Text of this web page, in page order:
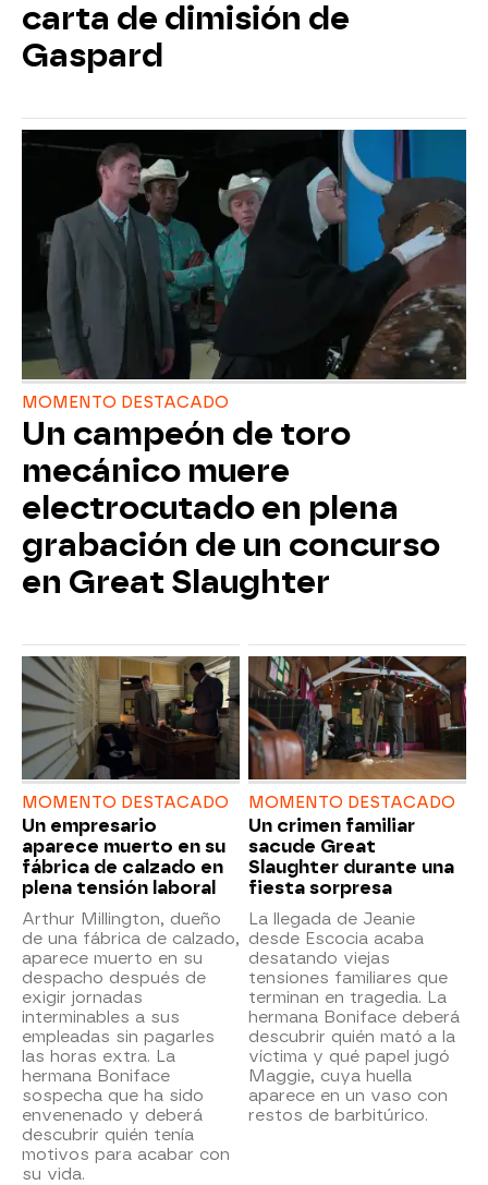
carta de dimisión de
Gaspard
MOMENTO DESTACADO
Un campeón de toro
mecánico muere
electrocutado en plena
grabación de un concurso
en Great Slaughter
MOMENTO DESTACADO
Un empresario
aparece muerto en su
fábrica de calzado en
plena tensión laboral
Arthur Millington, dueño
de una fábrica de calzado,
aparece muerto en su
despacho después de
exigir jornadas
interminables a sus
empleadas sin pagarles
las horas extra. La
hermana Boniface
sospecha que ha sido
envenenado y deberá
descubrir quién tenía
motivos para acabar con
su vida.
MOMENTO DESTACADO
Un crimen familiar
sacude Great
Slaughter durante una
fiesta sorpresa
La llegada de Jeanie
desde Escocia acaba
desatando viejas
tensiones familiares que
terminan en tragedia. La
hermana Boniface deberá
descubrir quién mató a la
víctima y qué papel jugó
Maggie, cuya huella
aparece en un vaso con
restos de barbitúrico.